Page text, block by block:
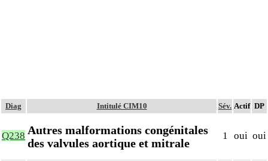
Diag Intitulé CIM10 Sév. Actif DP
Q238 Autres malformations congénitales
des valvules aortique et mitrale
1 oui oui